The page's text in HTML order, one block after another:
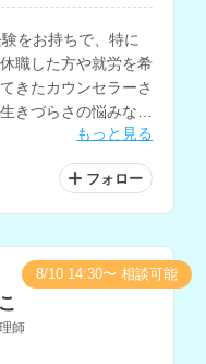
をお持ちで、特に
職した方や就労を希
きたカウンセラーさ
きづらさの悩みなど
もっと見る
フォロー
師
8/10 14:30〜 相談可能